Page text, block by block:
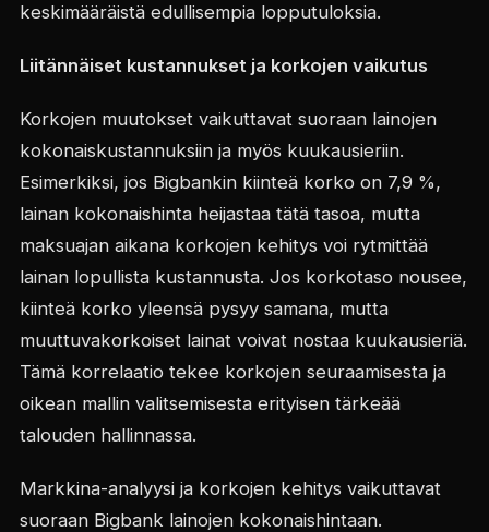
keskimääräistä edullisempia lopputuloksia.
Liitännäiset kustannukset ja korkojen vaikutus
Korkojen muutokset vaikuttavat suoraan lainojen
kokonaiskustannuksiin ja myös kuukausieriin.
Esimerkiksi, jos Bigbankin kiinteä korko on 7,9 %,
lainan kokonaishinta heijastaa tätä tasoa, mutta
maksuajan aikana korkojen kehitys voi rytmittää
lainan lopullista kustannusta. Jos korkotaso nousee,
kiinteä korko yleensä pysyy samana, mutta
muuttuvakorkoiset lainat voivat nostaa kuukausieriä.
Tämä korrelaatio tekee korkojen seuraamisesta ja
oikean mallin valitsemisesta erityisen tärkeää
talouden hallinnassa.
Markkina-analyysi ja korkojen kehitys vaikuttavat
suoraan Bigbank lainojen kokonaishintaan.